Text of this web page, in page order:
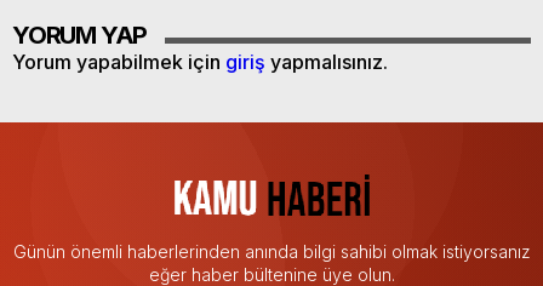
YORUM YAP
Yorum yapabilmek için giriş yapmalısınız.
Günün önemli haberlerinden anında bilgi sahibi olmak istiyorsanız
eğer haber bültenine üye olun.